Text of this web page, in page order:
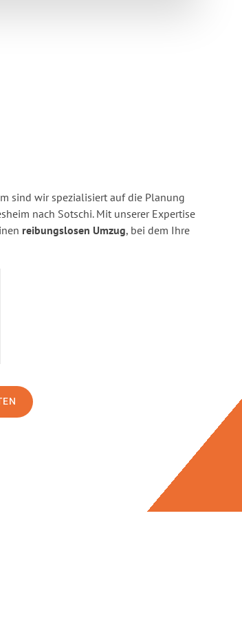
sind wir spezialisiert auf die Planung
nach Sotschi. Mit unserer Expertise
reibungslosen Umzug, bei dem Ihre